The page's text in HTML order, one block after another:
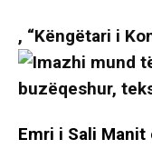
, “Këngëtari i
Emri i Sali